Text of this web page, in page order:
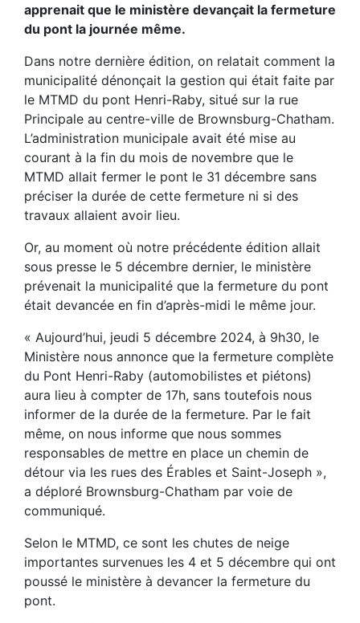
apprenait que le ministère devançait la fermeture
du pont la journée même.
Dans notre dernière édition, on relatait comment la
municipalité dénonçait la gestion qui était faite par
le MTMD du pont Henri-Raby, situé sur la rue
Principale au centre-ville de Brownsburg-Chatham.
L’administration municipale avait été mise au
courant à la fin du mois de novembre que le
MTMD allait fermer le pont le 31 décembre sans
préciser la durée de cette fermeture ni si des
travaux allaient avoir lieu.
Or, au moment où notre précédente édition allait
sous presse le 5 décembre dernier, le ministère
prévenait la municipalité que la fermeture du pont
était devancée en fin d’après-midi le même jour.
« Aujourd’hui, jeudi 5 décembre 2024, à 9h30, le
Ministère nous annonce que la fermeture complète
du Pont Henri-Raby (automobilistes et piétons)
aura lieu à compter de 17h, sans toutefois nous
informer de la durée de la fermeture. Par le fait
même, on nous informe que nous sommes
responsables de mettre en place un chemin de
détour via les rues des Érables et Saint-Joseph »,
a déploré Brownsburg-Chatham par voie de
communiqué.
Selon le MTMD, ce sont les chutes de neige
importantes survenues les 4 et 5 décembre qui ont
poussé le ministère à devancer la fermeture du
pont.